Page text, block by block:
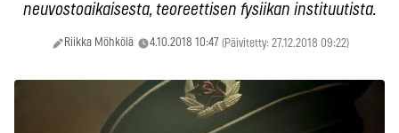
neuvostoaikaisesta, teoreettisen fysiikan instituutista.
Riikka Möhkölä 4.10.2018 10:47 (Päivitetty: 27.12.2018 09:22)